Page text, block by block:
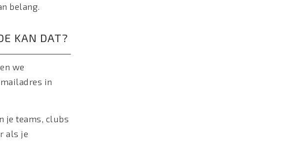
belang.
KAN DAT?
we
in
je teams, clubs
als je